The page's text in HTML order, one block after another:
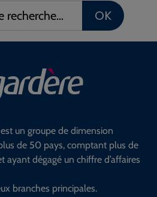
OK
un groupe de dimension
de 50 pays, comptant plus de
dégagé un chiffre d’affaires
branches principales.